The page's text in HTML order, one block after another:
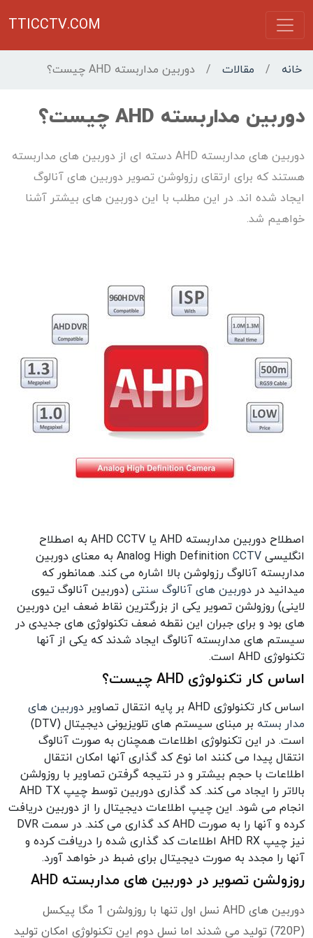
TTICCTV.COM
خانه / مقالات / دوربین مداربسته AHD چیست؟
دوربین مداربسته AHD چیست؟
دوربین های مداربسته AHD دسته ای از دوربین های مداربسته
هستند که برای ارتقای رزولوشن تصویر دوربین های آنالوگ
ایجاد شده اند. در این مطلب با این دوربین های بیشتر آشنا
خواهیم شد.
اصطلاح دوربین مداربسته AHD یا AHD CCTV به اصطلاح
انگلیسی Analog High Definition CCTV
به معنای دوربین
مداربسته آنالوگ رزولوشن بالا اشاره می کند. همانطور که
میدانید در دوربین های آنالوگ سنتی (دوربین آنالوگ تیوی
لاینی) روزولشن تصویر یکی از بزرگترین نقاط ضعف این دوربین
های بود و برای جبران این نقطه ضعف تکنولوژی های جدیدی در
سیستم های مداربسته آنالوگ ایجاد شدند که یکی از آنها
تکنولوژی AHD است.
اساس کار تکنولوژی AHD چیست؟
اساس کار تکنولوژی AHD بر پایه انتقال تصاویر
دوربین های
مدار بسته
بر مبنای سیستم های تلویزیونی دیجیتال (DTV)
است. در این تکنولوژی اطلاعات همچنان به صورت آنالوگ
انتقال پیدا می کنند اما نوع کد گذاری آنها امکان انتقال
اطلاعات با حجم بیشتر و در نتیجه گرفتن تصاویر با روزولشن
بالاتر را ایجاد می کند. کد گذاری دوربین توسط چیپ AHD TX
انجام می شود. این چیپ اطلاعات دیجیتال را از دوربین دریافت
کرده و آنها را به صورت AHD کد گذاری می کند. در سمت DVR
نیز چیپ AHD RX اطلاعات کد گذاری شده را دریافت کرده و
آنها را مجدد به صورت دیجیتال برای ضبط در خواهد آورد.
روزولشن تصویر در دوربین های مداربسته AHD
دوربین های AHD نسل اول تنها با روزولشن 1 مگا پیکسل
(720P) تولید می شدند اما نسل دوم این تکنولوژی امکان تولید